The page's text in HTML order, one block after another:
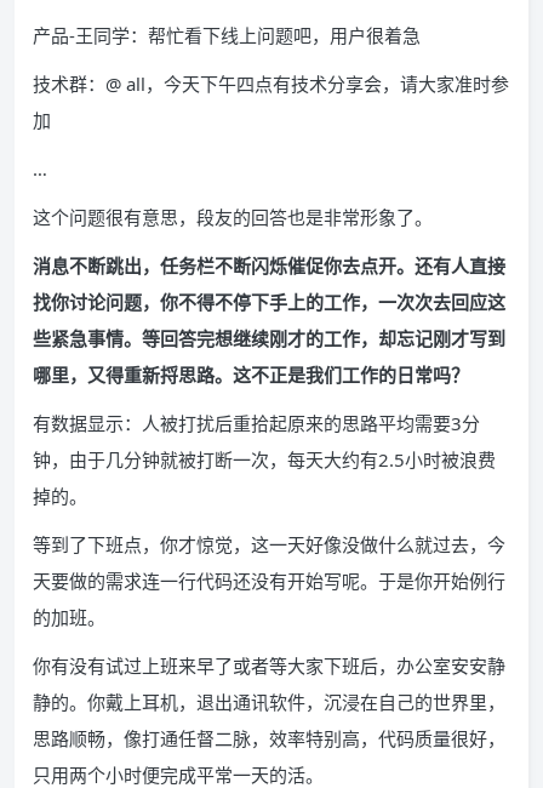
产品-王同学：帮忙看下线上问题吧，用户很着急
技术群：@ all，今天下午四点有技术分享会，请大家准时参
加
…
这个问题很有意思，段友的回答也是非常形象了。
消息不断跳出，任务栏不断闪烁催促你去点开。还有人直接
找你讨论问题，你不得不停下手上的工作，一次次去回应这
些紧急事情。等回答完想继续刚才的工作，却忘记刚才写到
哪里，又得重新捋思路。这不正是我们工作的日常吗？
有数据显示：人被打扰后重拾起原来的思路平均需要3分
钟，由于几分钟就被打断一次，每天大约有2.5小时被浪费
掉的。
等到了下班点，你才惊觉，这一天好像没做什么就过去，今
天要做的需求连一行代码还没有开始写呢。于是你开始例行
的加班。
你有没有试过上班来早了或者等大家下班后，办公室安安静
静的。你戴上耳机，退出通讯软件，沉浸在自己的世界里，
思路顺畅，像打通任督二脉，效率特别高，代码质量很好，
只用两个小时便完成平常一天的活。